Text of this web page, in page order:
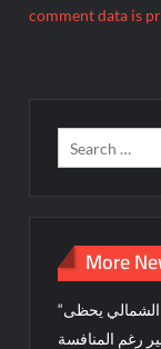
comment data is
More
“كلنا صوت مصر”.. حفل شيرين بالساحل الشمالي يحظى
رغم المنافسة